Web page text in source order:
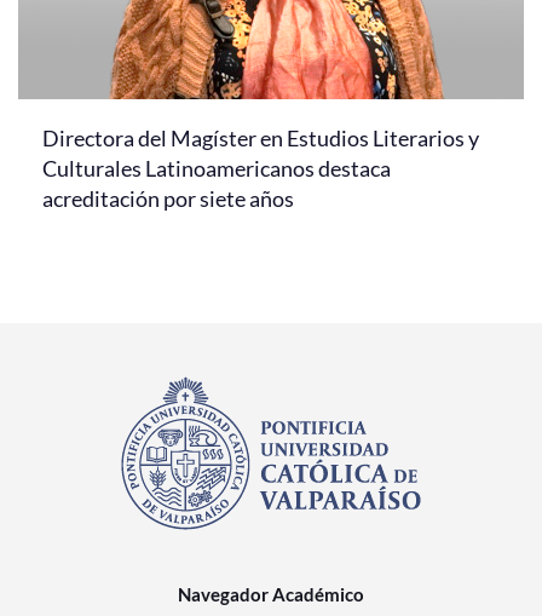
Directora del Magíster en Estudios Literarios y
Culturales Latinoamericanos destaca
acreditación por siete años
Navegador Académico